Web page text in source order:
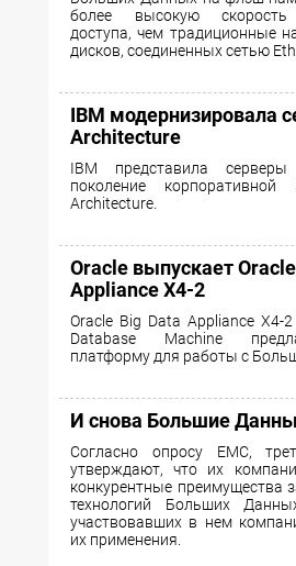
более высокую скорость
доступа, чем традиционные
дисков, соединенных сетью
IBM модернизировала
Architecture
IBM представила
поколение корпоративной
Architecture.
Oracle выпускает
Appliance X4-2
Oracle Big Data Appliance X4-
Database Machine
платформу для работы с
И снова Большие
Согласно опросу EMC,
утверждают, что их
конкурентные преимущества
технологий Больших
участвовавших в нем
их применения.